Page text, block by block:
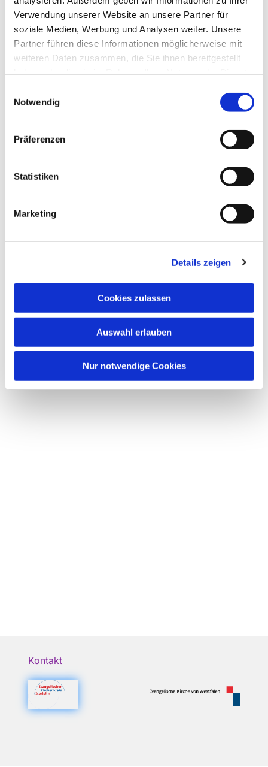
Verwendung unserer Website an unsere Partner für
soziale Medien, Werbung und Analysen weiter. Unsere
Partner führen diese Informationen möglicherweise mit
weiteren Daten zusammen, die Sie ihnen bereitgestellt
Notwendig
Präferenzen
Statistiken
Marketing
Details zeigen
Cookies zulassen
Auswahl erlauben
Nur notwendige Cookies
Dies könnte Sie auch
interessieren
Kontakt